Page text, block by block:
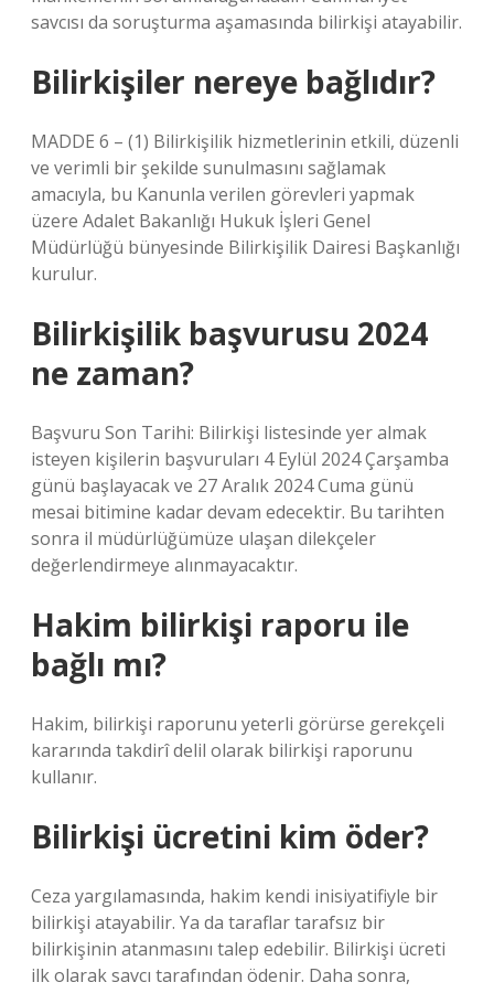
savcısı da soruşturma aşamasında bilirkişi atayabilir.
Bilirkişiler nereye bağlıdır?
MADDE 6 – (1) Bilirkişilik hizmetlerinin etkili, düzenli
ve verimli bir şekilde sunulmasını sağlamak
amacıyla, bu Kanunla verilen görevleri yapmak
üzere Adalet Bakanlığı Hukuk İşleri Genel
Müdürlüğü bünyesinde Bilirkişilik Dairesi Başkanlığı
kurulur.
Bilirkişilik başvurusu 2024
ne zaman?
Başvuru Son Tarihi: Bilirkişi listesinde yer almak
isteyen kişilerin başvuruları 4 Eylül 2024 Çarşamba
günü başlayacak ve 27 Aralık 2024 Cuma günü
mesai bitimine kadar devam edecektir. Bu tarihten
sonra il müdürlüğümüze ulaşan dilekçeler
değerlendirmeye alınmayacaktır.
Hakim bilirkişi raporu ile
bağlı mı?
Hakim, bilirkişi raporunu yeterli görürse gerekçeli
kararında takdirî delil olarak bilirkişi raporunu
kullanır.
Bilirkişi ücretini kim öder?
Ceza yargılamasında, hakim kendi inisiyatifiyle bir
bilirkişi atayabilir. Ya da taraflar tarafsız bir
bilirkişinin atanmasını talep edebilir. Bilirkişi ücreti
ilk olarak savcı tarafından ödenir. Daha sonra,